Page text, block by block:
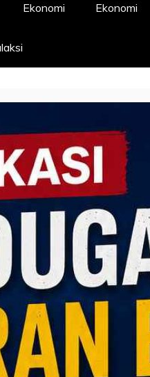
Ekonomi Ekonomi